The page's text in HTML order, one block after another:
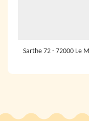
Sarthe 72 - 72000 Le